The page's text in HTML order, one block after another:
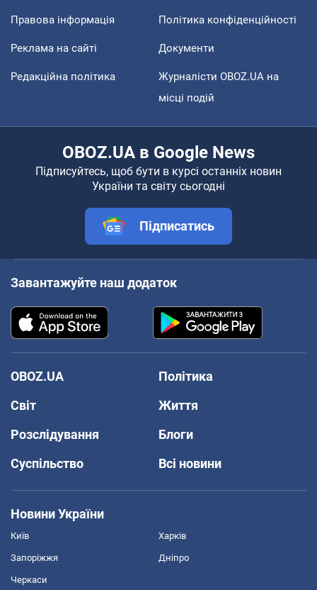
Правова інформація Політика конфіденційності
Реклама на сайті Документи
Редакційна політика
Журналісти OBOZ.UA на
місці подій
OBOZ.UA в Google News
Підписуйтесь, щоб бути в курсі останніх новин
України та світу сьогодні
Підписатись
Завантажуйте наш додаток
OBOZ.UA
Політика
Світ
Життя
Розслідування
Блоги
Суспільство
Всі новини
Новини України
Київ Харків
Запоріжжя Дніпро
Черкаси